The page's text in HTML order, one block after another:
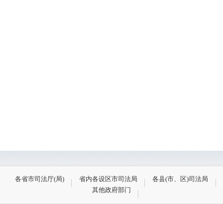
各省市司法厅(局) 省内各设区市司法局
各县(市、区)司法局
其他政府部门